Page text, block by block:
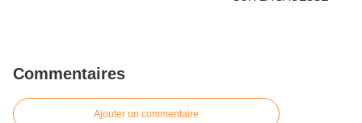
Commentaires
Ajouter un commentaire